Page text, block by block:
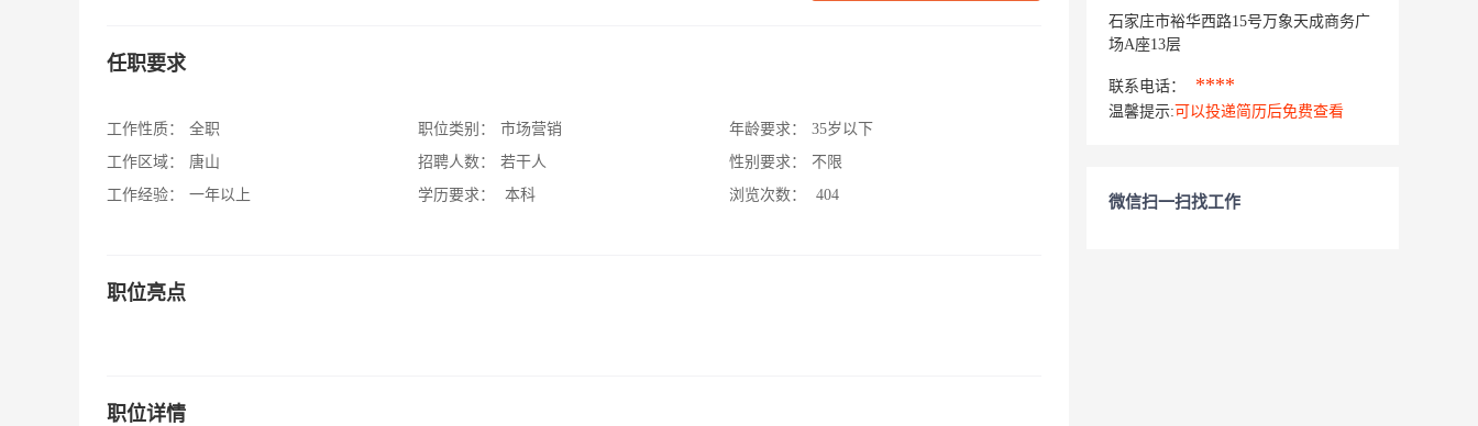
任职要求
工作性质：
全职
工作区域：
唐山
工作经验：
一年以上
职位类别：
市场营销
招聘人数：
若干人
学历要求：
本科
年龄要求：
35岁以下
性别要求：
不限
浏览次数：
404
职位亮点
职位详情
石家庄市裕华西路15号万象天成商务广
场A座13层
联系电话： ****
温馨提示: 可以投递简历后免费查看
微信扫一扫找工作